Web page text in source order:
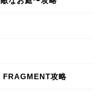
FRAGMENT攻略